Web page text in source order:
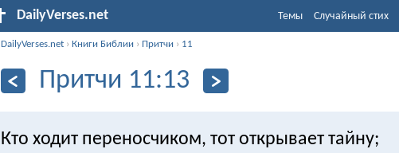
DailyVerses.net Темы Случайный стих
DailyVerses.net ›Книги Библии › Притчи › 11
Притчи 11:13
Кто ходит переносчиком, тот открывает тайну;